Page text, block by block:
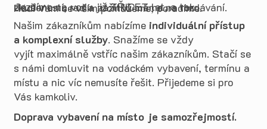
Jezdíme na vodu již TŘICET let, a tak zkušeností, rad a zážitků máme na rozdávání. Rádi Vám se vším pomůžeme, poradíme.
Našim zákazníkům nabízíme individuální přístup
a komplexní služby. Snažíme se vždy
vyjít maximálně vstříc našim zákazníkům. Stačí se
s námi domluvit na vodáckém vybavení, termínu a
místu a nic víc nemusíte řešit. Přijedeme si pro
Vás kamkoliv.
Doprava vybavení na místo je samozřejmostí.